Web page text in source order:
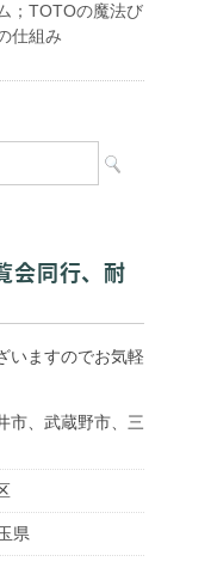
；TOTOの魔法び
仕組み
会同行、耐
いますのでお気軽
市、武蔵野市、三
県